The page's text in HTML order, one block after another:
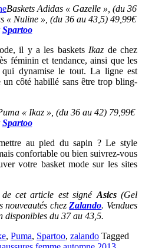
Baskets Adidas « Gazelle », (du 36
« Nuline », (du 36 au 43,5) 49,99€
Spartoo
il y a les baskets Ikaz de chez
féminin et tendance, ainsi que les
qui dynamise le tout. La ligne est
côté habillé sans être trop bling-
« Ikaz », (du 36 au 42) 79,99€
Spartoo
au pied du sapin ? Le style
confortable ou bien suivrez-vous
votre basket mode sur les sites
cet article est signé Asics(Gel
nouveautés chezZalando. Vendues
disponibles du 37 au 43,5.
, Puma, Spartoo, zalando Tagged